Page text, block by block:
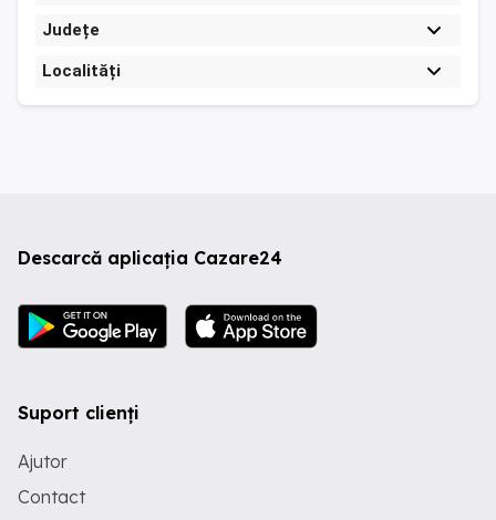
Județe
Localități
Descarcă aplicația Cazare24
Suport clienți
Ajutor
Contact